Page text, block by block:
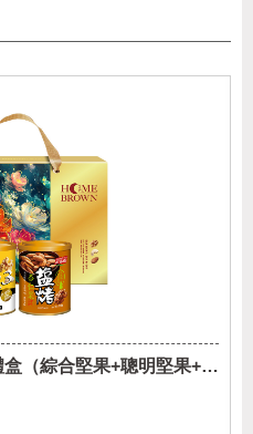
盒（綜合堅果+聰明堅果+鹽